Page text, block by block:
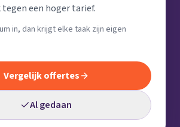
een hoger tarief.
in, dan krijgt elke taak zijn eigen
Vergelijk offertes
Al gedaan